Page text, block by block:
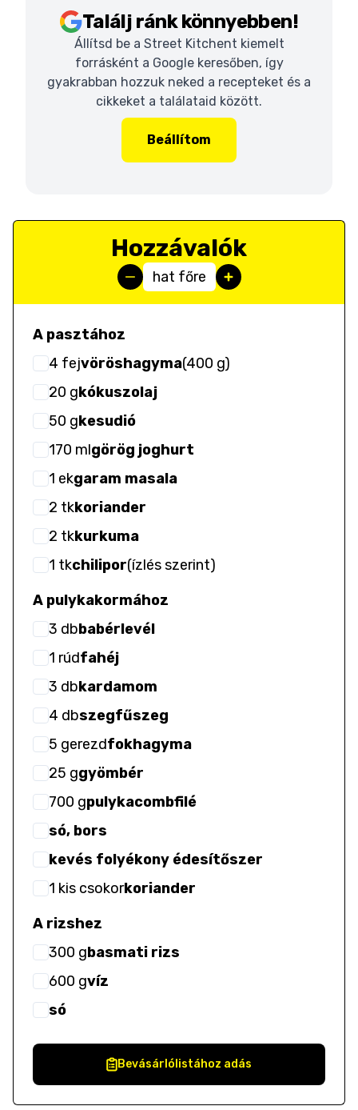
Találj ránk könnyebben!
Állítsd be a Street Kitchent kiemelt
forrásként a Google keresőben, így
gyakrabban hozzuk neked a recepteket és a
cikkeket a találataid között.
Beállítom
Hozzávalók
hat főre
A pasztához
4 fejvöröshagyma(400 g)
20 gkókuszolaj
50 gkesudió
170 mlgörög joghurt
1 ekgaram masala
2 tkkoriander
2 tkkurkuma
1 tkchilipor(ízlés szerint)
A pulykakormához
3 dbbabérlevél
1 rúdfahéj
3 dbkardamom
4 dbszegfűszeg
5 gerezdfokhagyma
25 ggyömbér
700 gpulykacombfilé
só, bors
kevés folyékony édesítőszer
1 kis csokorkoriander
A rizshez
300 gbasmati rizs
600 gvíz
só
Bevásárlólistához adás